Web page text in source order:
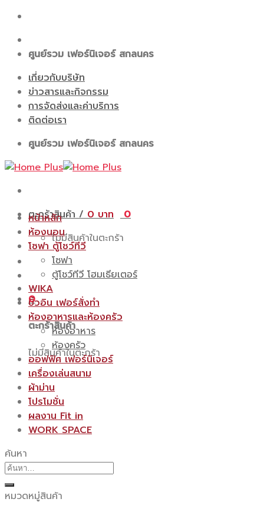
Skip
content
ศูนย์รวม เฟอร์นิเจอร์ สกลนคร
เกี่ยวกับบริษัท
ข่าวสารและกิจกรรม
การจัดส่งและค่าบริการ
ติดต่อเรา
ศูนย์รวม เฟอร์นิเจอร์ สกลนคร
ตะกร้าสินค้า /0
0
ไม่มีสินค้าในตะกร้า
0
ตะกร้าสินค้า
ไม่มีสินค้าในตะกร้า
หน้าหลัก
ห้องนอน
โซฟา ตู้โชว์ทีวี
โซฟา
ตู้โชว์ทีวี โฮมเธียเตอร์
WIKA
บิ้วอิน เฟอร์สั่งทำ
ห้องอาหารและห้องครัว
ห้องอาหาร
ห้องครัว
ออฟฟิศ เฟอร์นิเจอร์
เครื่องเล่นสนาม
ผ้าม่าน
โปรโมชั่น
ผลงาน Fit in
WORK SPACE
ค้นหา
ค้นหา:
หมวดหมู่สินค้า